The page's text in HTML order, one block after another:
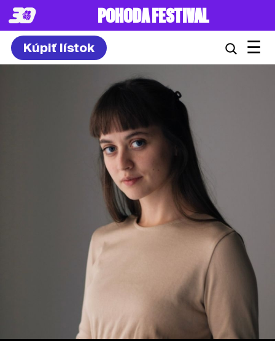
POHODA FESTIVAL
Kúpiť lístok ☰